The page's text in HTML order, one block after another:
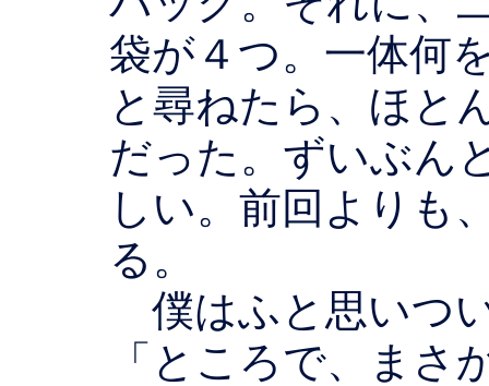
袋が４つ。一体何
と尋ねたら、ほと
だった。ずいぶん
しい。前回よりも
る。
僕はふと思いつ
「ところで、まさ